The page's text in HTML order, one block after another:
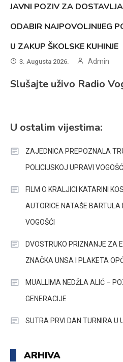
JAVNI POZIV ZA
ODABIR NAJPOVOLJNIJEG
U ZAKUP ŠKOLSKE KUHINJE
3. Augusta 2026. Admin
Slušajte uživo Radio
U ostalim vijestima:
ZAJEDNICA PREPOZNALA
POLICIJSKOJ UPRAVI
FILM O KRALJICI KATARINI
AUTORICE NATAŠE BARTULA
VOGOŠĆI
DVOSTRUKO PRIZNANJE ZA
ZNAČKA UNSA I PLAKETA
MUALLIMA NEDŽLA ALIĆ –
GENERACIJE
SUTRA PRVI DAN TURNIRA U
ARHIVA